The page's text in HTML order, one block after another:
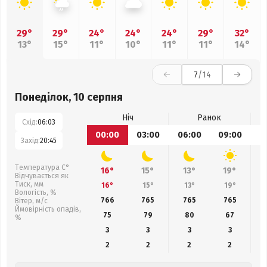
29°
13°
29°
15°
24°
11°
24°
10°
24°
11°
29°
11°
32°
14°
7/14
Понеділок, 10 серпня
Схід:06:03
Захід:20:45
Температура С°
Відчувається як
Тиск, мм
Вологість, %
Вітер, м/с
Ймовірність опадів,
%
Ніч
Ранок
00:00
03:00 06:00 09:00
16° 15° 13° 19°
16° 15° 13° 19°
766
765 765 765
75
79 80 67
3
3 3
3
2
2 2 2